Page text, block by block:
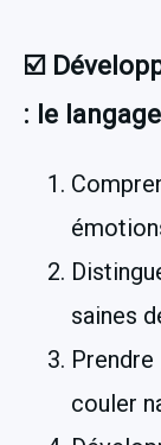
☑️
: le
saines
couler